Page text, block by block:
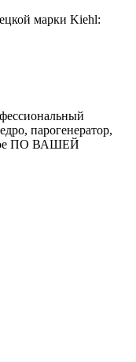
марки Kiehl:
парогенератор,
ПО ВАШЕЙ